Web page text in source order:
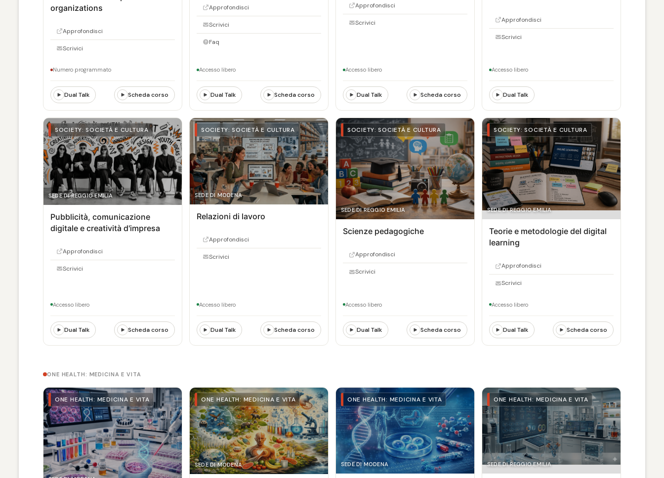
organizations
Approfondisci
Scrivici
Numero programmato
Dual Talk Scheda corso
Approfondisci
Scrivici
Faq
Accesso libero
Dual Talk Scheda corso
Approfondisci
Scrivici
Accesso libero
Dual Talk Scheda corso
Approfondisci
Scrivici
Accesso libero
Dual Talk
SOCIETY: SOCIETÀ E CULTURA
SEDE DI REGGIO EMILIA
Pubblicità, comunicazione
digitale e creatività d'impresa
Approfondisci
Scrivici
Accesso libero
Dual Talk Scheda corso
SOCIETY: SOCIETÀ E CULTURA
SEDE DI MODENA
Relazioni di lavoro
Approfondisci
Scrivici
Accesso libero
Dual Talk Scheda corso
SOCIETY: SOCIETÀ E CULTURA
SEDE DI REGGIO EMILIA
Scienze pedagogiche
Approfondisci
Scrivici
Accesso libero
Dual Talk Scheda corso
SOCIETY: SOCIETÀ E CULTURA
SEDE DI REGGIO EMILIA
Teorie e metodologie del digital
learning
Approfondisci
Scrivici
Accesso libero
Dual Talk Scheda corso
ONE HEALTH: MEDICINA E VITA
ONE HEALTH: MEDICINA E VITA ONE HEALTH: MEDICINA E VITA
SEDE DI MODENA
ONE HEALTH: MEDICINA E VITA
SEDE DI MODENA
ONE HEALTH: MEDICINA E VITA
SEDE DI REGGIO EMILIA